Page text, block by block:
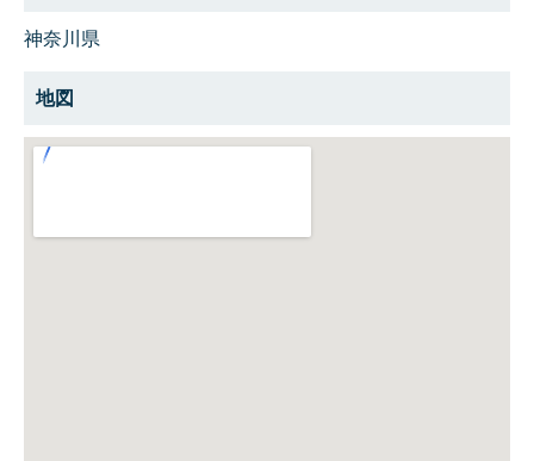
神奈川県
地図